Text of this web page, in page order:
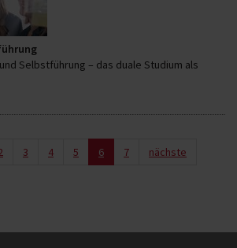
Selbstführung – das duale Studium als
3 4 5 6 7 nächste